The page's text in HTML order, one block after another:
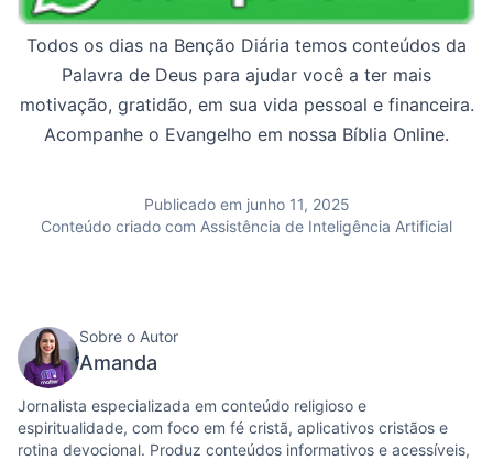
Todos os dias na Benção Diária temos conteúdos da
Palavra de Deus para ajudar você a ter mais
motivação, gratidão, em sua vida pessoal e financeira.
Acompanhe o Evangelho em nossa Bíblia Online.
Publicado em junho 11, 2025
Conteúdo criado com Assistência de Inteligência Artificial
Sobre o Autor
Amanda
Jornalista especializada em conteúdo religioso e
espiritualidade, com foco em fé cristã, aplicativos cristãos e
rotina devocional. Produz conteúdos informativos e acessíveis,